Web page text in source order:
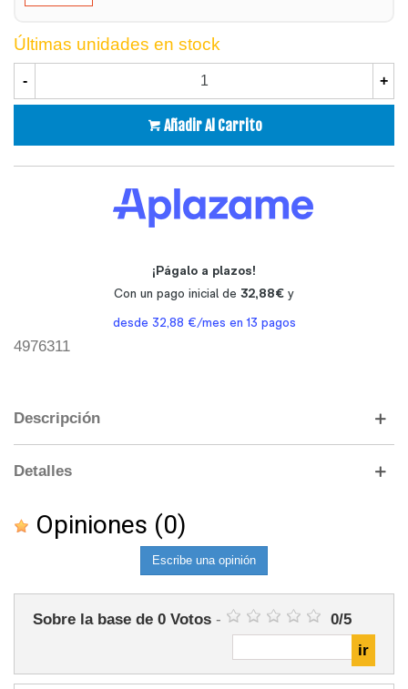
Últimas unidades en stock
- +
Añadir Al Carrito
4976311
Descripción
Detalles
Opiniones (0)
Escribe una opinión
Sobre la base de 0 Votos - 0/5